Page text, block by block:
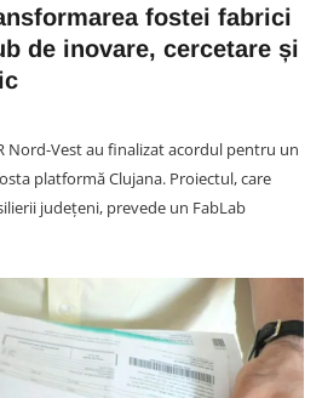
fostei fabrici
de inovare, cercetare și
Nord-Vest au finalizat acordul pentru un
platformă Clujana. Proiectul, care
județeni, prevede un FabLab